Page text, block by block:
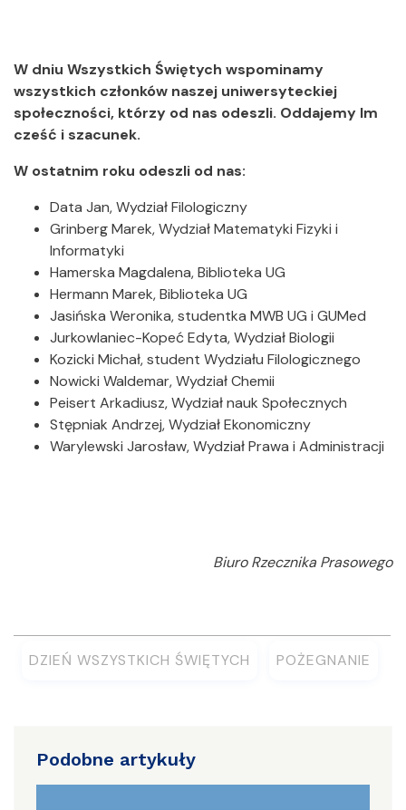
W dniu Wszystkich Świętych wspominamy
wszystkich członków naszej uniwersyteckiej
społeczności, którzy od nas odeszli. Oddajemy Im
cześć i szacunek.
W ostatnim roku odeszli od nas:
Data Jan, Wydział Filologiczny
Grinberg Marek, Wydział Matematyki Fizyki i
Informatyki
Hamerska Magdalena, Biblioteka UG
Hermann Marek, Biblioteka UG
Jasińska Weronika, studentka MWB UG i GUMed
Jurkowlaniec-Kopeć Edyta, Wydział Biologii
Kozicki Michał, student Wydziału Filologicznego
Nowicki Waldemar, Wydział Chemii
Peisert Arkadiusz, Wydział nauk Społecznych
Stępniak Andrzej, Wydział Ekonomiczny
Warylewski Jarosław, Wydział Prawa i Administracji
Biuro Rzecznika Prasowego
DZIEŃ WSZYSTKICH ŚWIĘTYCH POŻEGNANIE
Podobne artykuły